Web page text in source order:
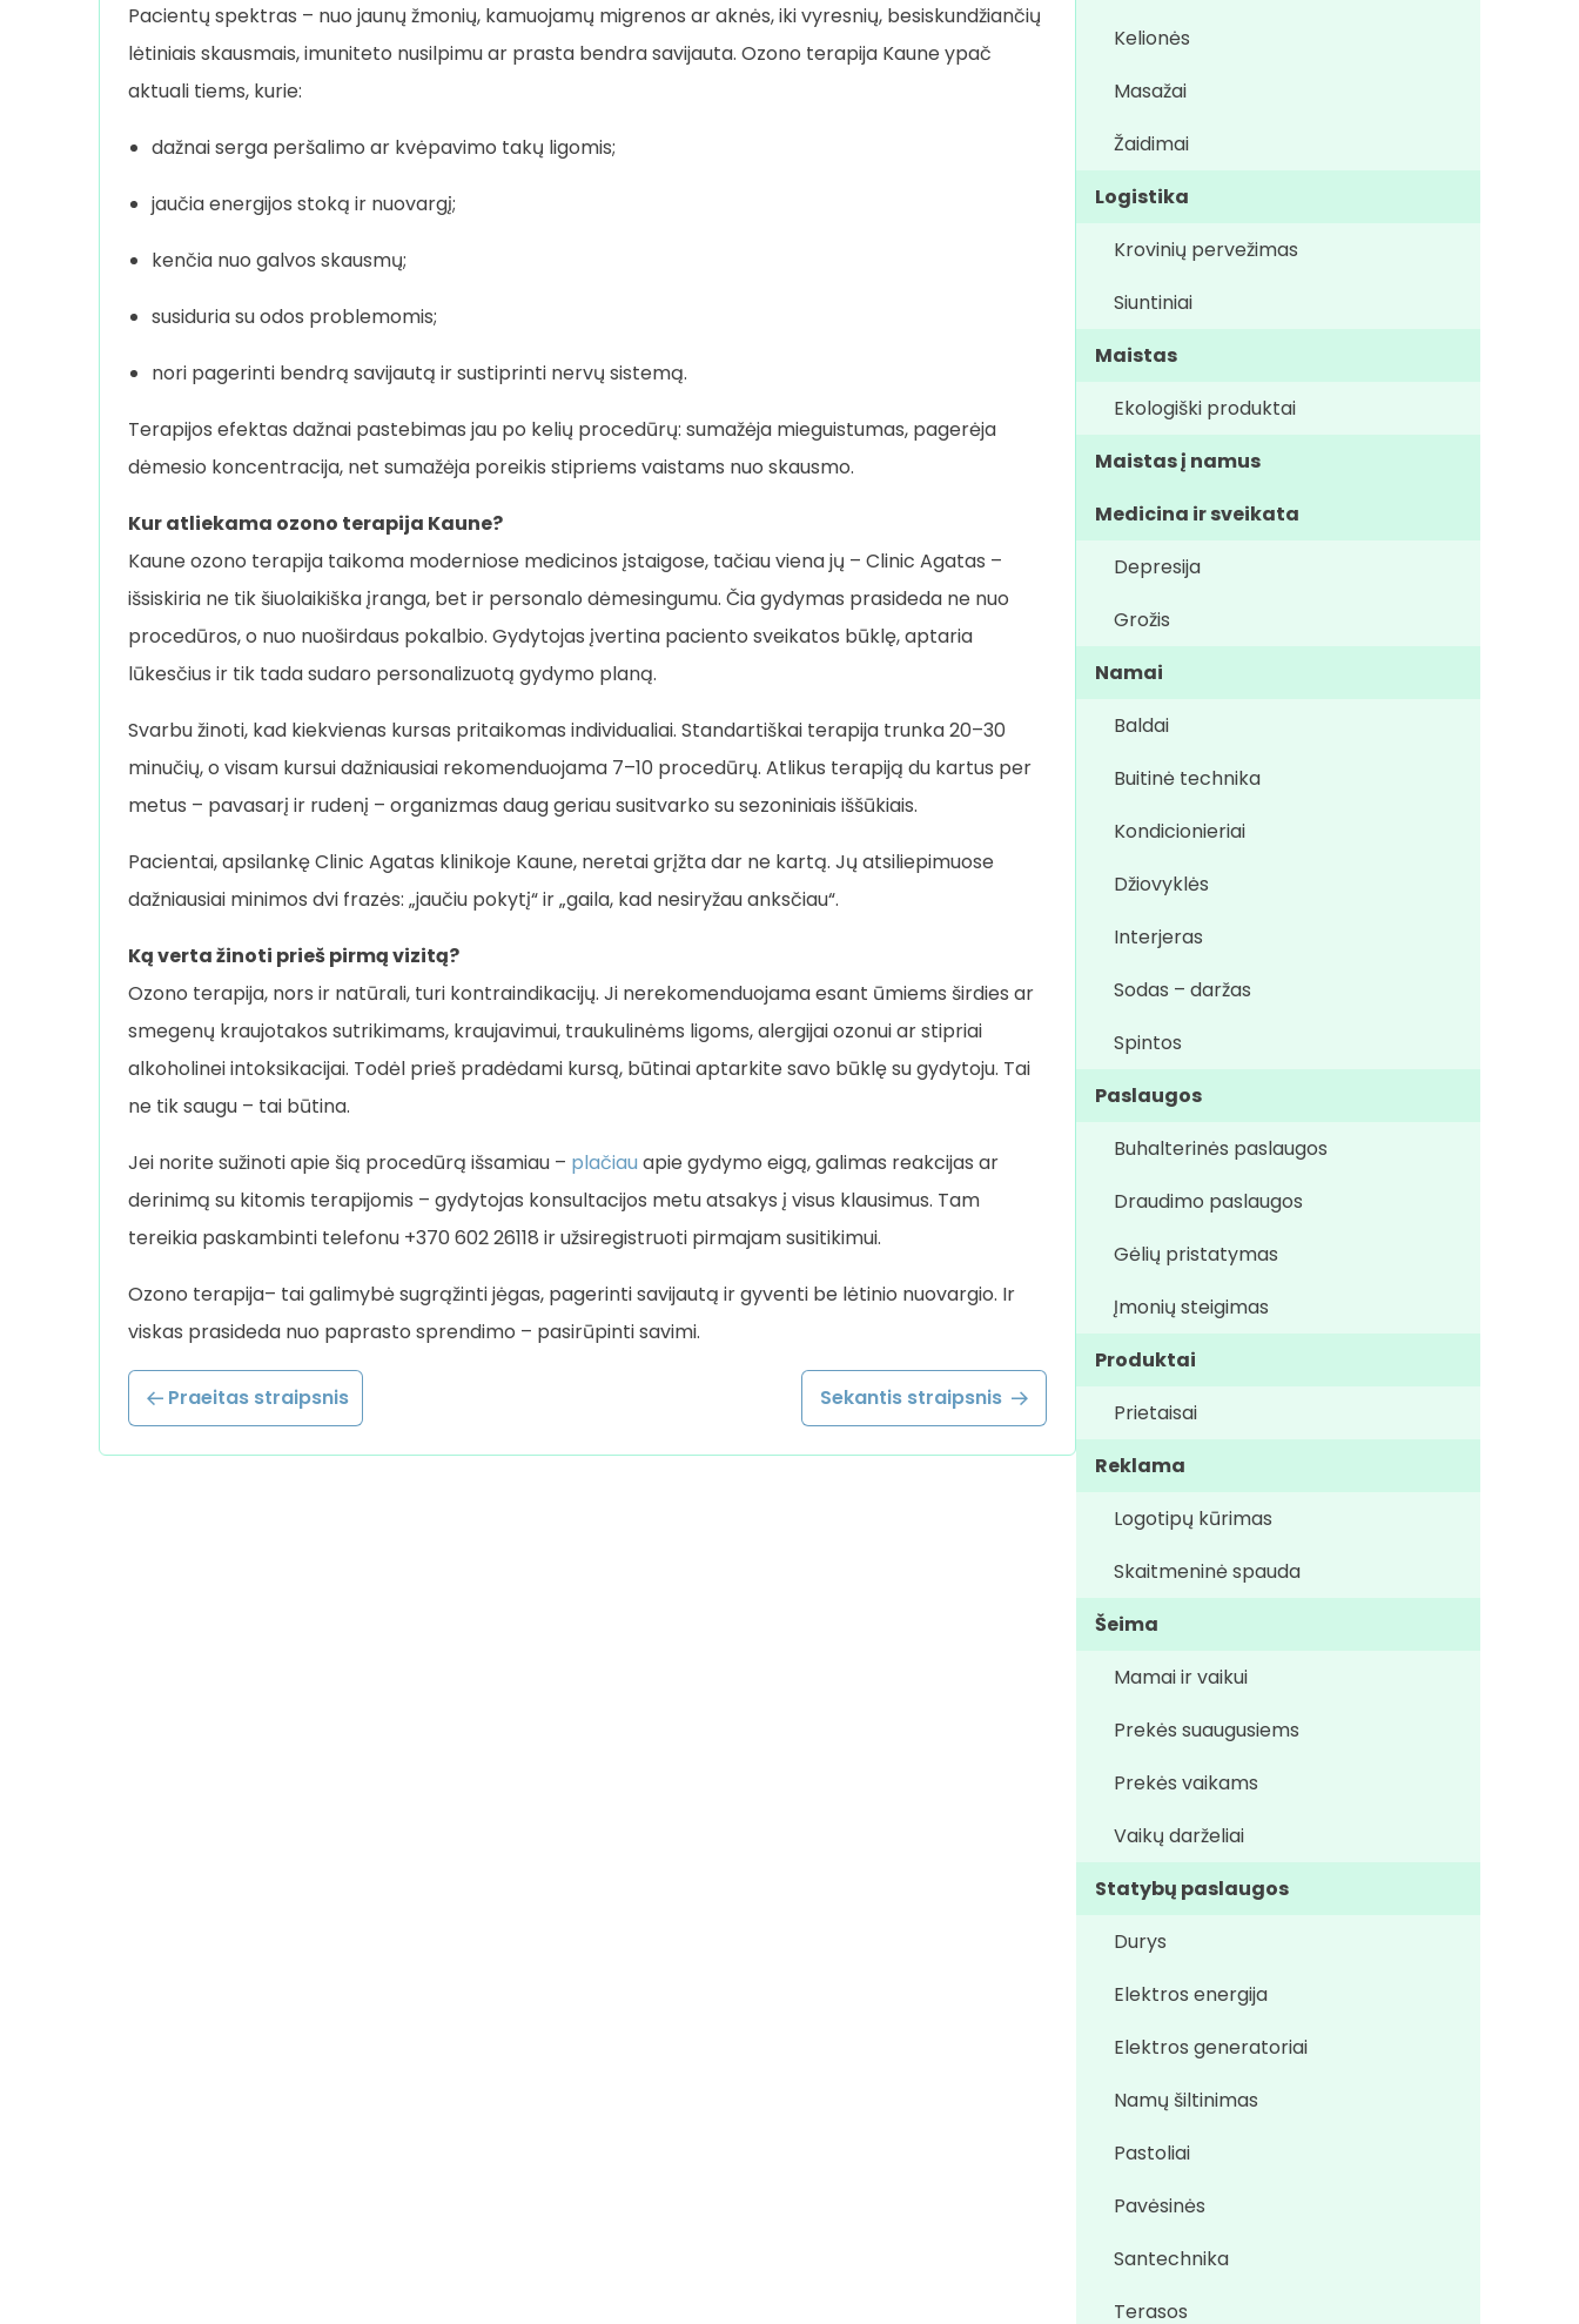
Pacientų spektras – nuo jaunų žmonių, kamuojamų migrenos ar aknės, iki vyresnių, besiskundžiančių
lėtiniais skausmais, imuniteto nusilpimu ar prasta bendra savijauta. Ozono terapija Kaune ypač
aktuali tiems, kurie:
dažnai serga peršalimo ar kvėpavimo takų ligomis;
jaučia energijos stoką ir nuovargį;
kenčia nuo galvos skausmų;
susiduria su odos problemomis;
nori pagerinti bendrą savijautą ir sustiprinti nervų sistemą.
Terapijos efektas dažnai pastebimas jau po kelių procedūrų: sumažėja mieguistumas, pagerėja
dėmesio koncentracija, net sumažėja poreikis stipriems vaistams nuo skausmo.
Kur atliekama ozono terapija Kaune?
Kaune ozono terapija taikoma moderniose medicinos įstaigose, tačiau viena jų – Clinic Agatas –
išsiskiria ne tik šiuolaikiška įranga, bet ir personalo dėmesingumu. Čia gydymas prasideda ne nuo
procedūros, o nuo nuoširdaus pokalbio. Gydytojas įvertina paciento sveikatos būklę, aptaria
lūkesčius ir tik tada sudaro personalizuotą gydymo planą.
Svarbu žinoti, kad kiekvienas kursas pritaikomas individualiai. Standartiškai terapija trunka 20–30
minučių, o visam kursui dažniausiai rekomenduojama 7–10 procedūrų. Atlikus terapiją du kartus per
metus – pavasarį ir rudenį – organizmas daug geriau susitvarko su sezoniniais iššūkiais.
Pacientai, apsilankę Clinic Agatas klinikoje Kaune, neretai grįžta dar ne kartą. Jų atsiliepimuose
dažniausiai minimos dvi frazės: „jaučiu pokytį“ ir „gaila, kad nesiryžau anksčiau“.
Ką verta žinoti prieš pirmą vizitą?
Ozono terapija, nors ir natūrali, turi kontraindikacijų. Ji nerekomenduojama esant ūmiems širdies ar
smegenų kraujotakos sutrikimams, kraujavimui, traukulinėms ligoms, alergijai ozonui ar stipriai
alkoholinei intoksikacijai. Todėl prieš pradėdami kursą, būtinai aptarkite savo būklę su gydytoju. Tai
ne tik saugu – tai būtina.
Jei norite sužinoti apie šią procedūrą išsamiau – plačiau apie gydymo eigą, galimas reakcijas ar
derinimą su kitomis terapijomis – gydytojas konsultacijos metu atsakys į visus klausimus. Tam
tereikia paskambinti telefonu +370 602 26118 ir užsiregistruoti pirmajam susitikimui.
Ozono terapija– tai galimybė sugrąžinti jėgas, pagerinti savijautą ir gyventi be lėtinio nuovargio. Ir
viskas prasideda nuo paprasto sprendimo – pasirūpinti savimi.
Praeitas straipsnis Sekantis straipsnis
Kelionės
Masažai
Žaidimai
Logistika
Krovinių pervežimas
Siuntiniai
Maistas
Ekologiški produktai
Maistas į namus
Medicina ir sveikata
Depresija
Grožis
Namai
Baldai
Buitinė technika
Kondicionieriai
Džiovyklės
Interjeras
Sodas – daržas
Spintos
Paslaugos
Buhalterinės paslaugos
Draudimo paslaugos
Gėlių pristatymas
Įmonių steigimas
Produktai
Prietaisai
Reklama
Logotipų kūrimas
Skaitmeninė spauda
Šeima
Mamai ir vaikui
Prekės suaugusiems
Prekės vaikams
Vaikų darželiai
Statybų paslaugos
Durys
Elektros energija
Elektros generatoriai
Namų šiltinimas
Pastoliai
Pavėsinės
Santechnika
Terasos